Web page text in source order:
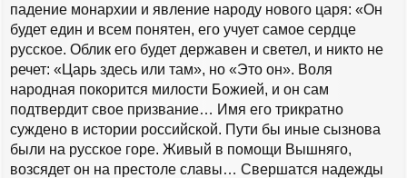
падение монархии и явление народу нового царя: «Он
будет един и всем понятен, его учует самое сердце
русское. Облик его будет державен и светел, и никто не
речет: «Царь здесь или там», но «Это он». Воля
народная покорится милости Божией, и он сам
подтвердит свое призвание… Имя его трикратно
суждено в истории российской. Пути бы иные сызнова
были на русское горе. Живый в помощи Вышняго,
возсядет он на престоле славы… Свершатся надежды